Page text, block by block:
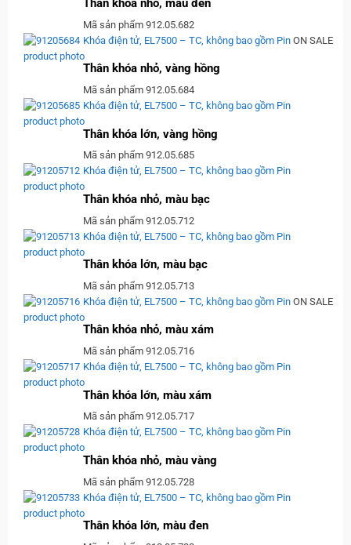
Thân khóa nhỏ, màu đen
Mã sản phẩm 912.05.682
Khóa điện tử, EL7500 – TC, không bao gồm Pin ON SALE
Thân khóa nhỏ, vàng hồng
Mã sản phẩm 912.05.684
Khóa điện tử, EL7500 – TC, không bao gồm Pin
Thân khóa lớn, vàng hồng
Mã sản phẩm 912.05.685
Khóa điện tử, EL7500 – TC, không bao gồm Pin
Thân khóa nhỏ, màu bạc
Mã sản phẩm 912.05.712
Khóa điện tử, EL7500 – TC, không bao gồm Pin
Thân khóa lớn, màu bạc
Mã sản phẩm 912.05.713
Khóa điện tử, EL7500 – TC, không bao gồm Pin ON SALE
Thân khóa nhỏ, màu xám
Mã sản phẩm 912.05.716
Khóa điện tử, EL7500 – TC, không bao gồm Pin
Thân khóa lớn, màu xám
Mã sản phẩm 912.05.717
Khóa điện tử, EL7500 – TC, không bao gồm Pin
Thân khóa nhỏ, màu vàng
Mã sản phẩm 912.05.728
Khóa điện tử, EL7500 – TC, không bao gồm Pin
Thân khóa lớn, màu đen